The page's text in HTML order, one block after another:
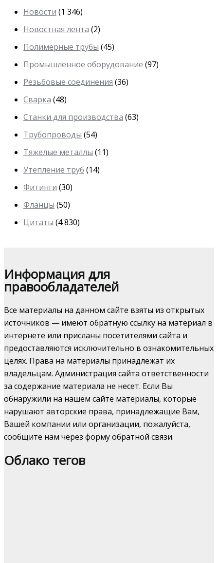
Новости (1 346)
Новостная лента (2)
Полимерные трубы (45)
Промышленное оборудование (97)
Резьбовые соединения (36)
Сварка (48)
Станки для производства (63)
Трубопроводы (54)
Тяжелые металлы (11)
Утепление труб (14)
Фитинги (30)
Фланцы (50)
Цитаты (4 830)
Информация для
правообладателей
Все материалы на данном сайте взяты из открытых
источников — имеют обратную ссылку на материал в
интернете или присланы посетителями сайта и
предоставляются исключительно в ознакомительных
целях. Права на материалы принадлежат их
владельцам. Администрация сайта ответственности
за содержание материала не несет. Если Вы
обнаружили на нашем сайте материалы, которые
нарушают авторские права, принадлежащие Вам,
Вашей компании или организации, пожалуйста,
сообщите нам через форму обратной связи.
Облако тегов